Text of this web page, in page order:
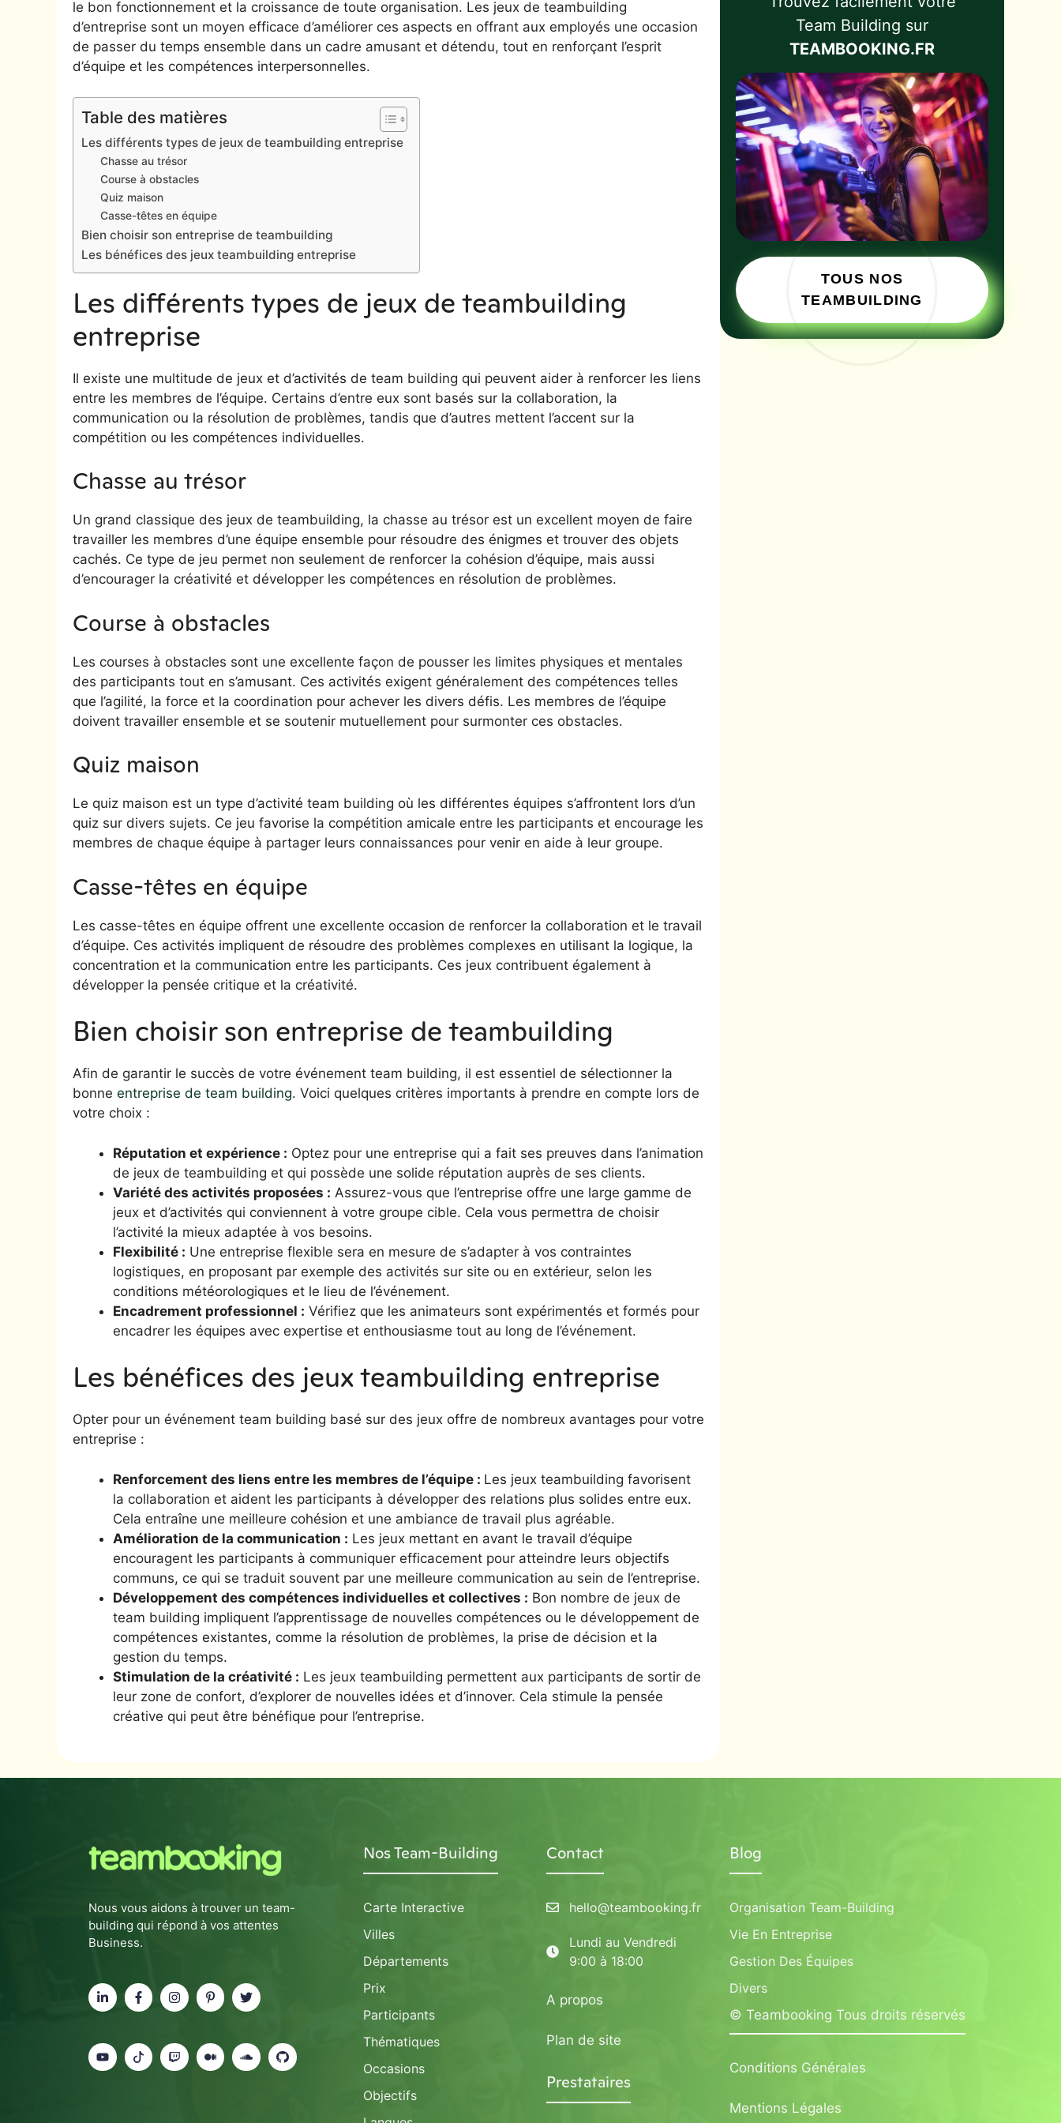
le bon fonctionnement et la croissance de toute organisation. Les jeux de teambuilding
d’entreprise sont un moyen efficace d’améliorer ces aspects en offrant aux employés une occasion
de passer du temps ensemble dans un cadre amusant et détendu, tout en renforçant l’esprit
d’équipe et les compétences interpersonnelles.
Table des matières
Les différents types de jeux de teambuilding entreprise
Chasse au trésor
Course à obstacles
Quiz maison
Casse-têtes en équipe
Bien choisir son entreprise de teambuilding
Les bénéfices des jeux teambuilding entreprise
Les différents types de jeux de teambuilding
entreprise
Il existe une multitude de jeux et d’activités de team building qui peuvent aider à renforcer les liens
entre les membres de l’équipe. Certains d’entre eux sont basés sur la collaboration, la
communication ou la résolution de problèmes, tandis que d’autres mettent l’accent sur la
compétition ou les compétences individuelles.
Chasse au trésor
Un grand classique des jeux de teambuilding, la chasse au trésor est un excellent moyen de faire
travailler les membres d’une équipe ensemble pour résoudre des énigmes et trouver des objets
cachés. Ce type de jeu permet non seulement de renforcer la cohésion d’équipe, mais aussi
d’encourager la créativité et développer les compétences en résolution de problèmes.
Course à obstacles
Les courses à obstacles sont une excellente façon de pousser les limites physiques et mentales
des participants tout en s’amusant. Ces activités exigent généralement des compétences telles
que l’agilité, la force et la coordination pour achever les divers défis. Les membres de l’équipe
doivent travailler ensemble et se soutenir mutuellement pour surmonter ces obstacles.
Quiz maison
Le quiz maison est un type d’activité team building où les différentes équipes s’affrontent lors d’un
quiz sur divers sujets. Ce jeu favorise la compétition amicale entre les participants et encourage les
membres de chaque équipe à partager leurs connaissances pour venir en aide à leur groupe.
Casse-têtes en équipe
Les casse-têtes en équipe offrent une excellente occasion de renforcer la collaboration et le travail
d’équipe. Ces activités impliquent de résoudre des problèmes complexes en utilisant la logique, la
concentration et la communication entre les participants. Ces jeux contribuent également à
développer la pensée critique et la créativité.
Bien choisir son entreprise de teambuilding
Afin de garantir le succès de votre événement team building, il est essentiel de sélectionner la
bonne entreprise de team building. Voici quelques critères importants à prendre en compte lors de
votre choix :
Réputation et expérience : Optez pour une entreprise qui a fait ses preuves dans l’animation
de jeux de teambuilding et qui possède une solide réputation auprès de ses clients.
Variété des activités proposées : Assurez-vous que l’entreprise offre une large gamme de
jeux et d’activités qui conviennent à votre groupe cible. Cela vous permettra de choisir
l’activité la mieux adaptée à vos besoins.
Flexibilité : Une entreprise flexible sera en mesure de s’adapter à vos contraintes
logistiques, en proposant par exemple des activités sur site ou en extérieur, selon les
conditions météorologiques et le lieu de l’événement.
Encadrement professionnel : Vérifiez que les animateurs sont expérimentés et formés pour
encadrer les équipes avec expertise et enthousiasme tout au long de l’événement.
Les bénéfices des jeux teambuilding entreprise
Opter pour un événement team building basé sur des jeux offre de nombreux avantages pour votre
entreprise :
Renforcement des liens entre les membres de l’équipe : Les jeux teambuilding favorisent
la collaboration et aident les participants à développer des relations plus solides entre eux.
Cela entraîne une meilleure cohésion et une ambiance de travail plus agréable.
Amélioration de la communication : Les jeux mettant en avant le travail d’équipe
encouragent les participants à communiquer efficacement pour atteindre leurs objectifs
communs, ce qui se traduit souvent par une meilleure communication au sein de l’entreprise.
Développement des compétences individuelles et collectives : Bon nombre de jeux de
team building impliquent l’apprentissage de nouvelles compétences ou le développement de
compétences existantes, comme la résolution de problèmes, la prise de décision et la
gestion du temps.
Stimulation de la créativité : Les jeux teambuilding permettent aux participants de sortir de
leur zone de confort, d’explorer de nouvelles idées et d’innover. Cela stimule la pensée
créative qui peut être bénéfique pour l’entreprise.
Team Building sur
TEAMBOOKING.FR
TOUS NOS
TEAMBUILDING
Nous vous aidons à trouver un team-
building qui répond à vos attentes
Business.
Nos Team-Building
Carte Interactive
Villes
Départements
Prix
Participants
Thématiques
Occasions
Objectifs
Contact
hello@teambooking.fr
Lundi au Vendredi
9:00 à 18:00
A propos
Plan de site
Prestataires
Blog
Organisation Team-Building
Vie En Entreprise
Gestion Des Équipes
Divers
© Teambooking Tous droits réservés
Conditions Générales
Mentions Légales